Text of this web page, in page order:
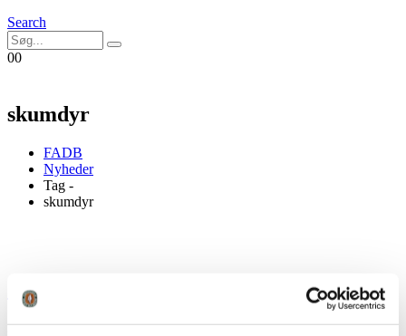
Search
00
skumdyr
FADB
Nyheder
Tag -
skumdyr
Skumdyr og buejagt
Den 19. august 2023 var der DM i 3D – og selvom der er langt fra